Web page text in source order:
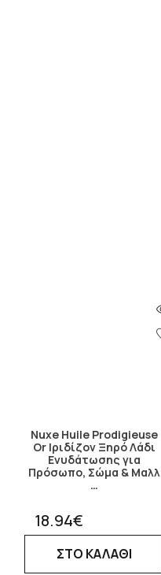
Nuxe Huile Prodigieuse
Or Ιριδίζον Ξηρό Λάδι
Ενυδάτωσης για
Πρόσωπο, Σώμα & Μαλλ
…
18.94€
ΣΤΟ ΚΑΛΑΘΙ